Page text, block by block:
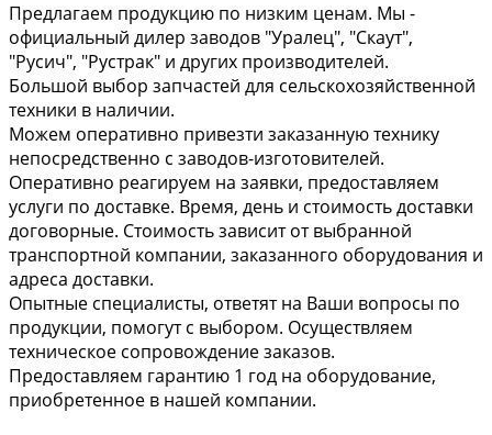
Предлагаем продукцию по низким ценам. Мы -
официальный дилер заводов "Уралец", "Скаут",
"Русич", "Рустрак" и других производителей.
Большой выбор запчастей для сельскохозяйственной
техники в наличии.
Можем оперативно привезти заказанную технику
непосредственно с заводов-изготовителей.
Оперативно реагируем на заявки, предоставляем
услуги по доставке. Время, день и стоимость доставки
договорные. Стоимость зависит от выбранной
транспортной компании, заказанного оборудования и
адреса доставки.
Опытные специалисты, ответят на Ваши вопросы по
продукции, помогут с выбором. Осуществляем
техническое сопровождение заказов.
Предоставляем гарантию 1 год на оборудование,
приобретенное в нашей компании.